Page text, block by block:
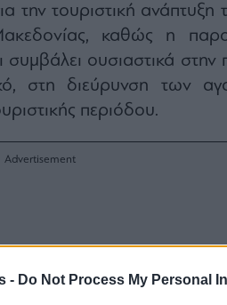
- Do Not Process My Personal
την τουριστική ανάπτυξη
καθώς η
συμβάλει ουσιαστικά
στη διεύρυνση των
περιόδου.